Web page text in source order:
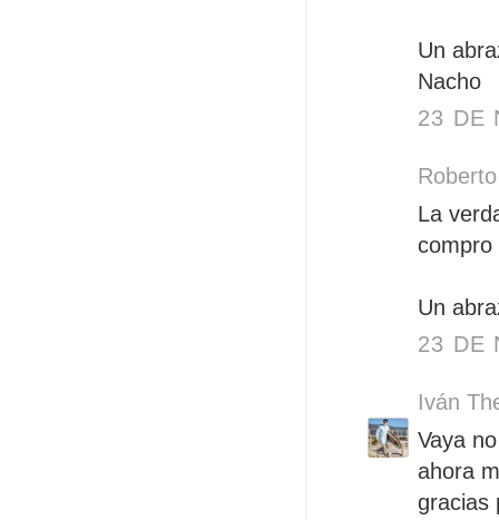
Un
Nacho
23 DE
La
compro
Un
23 DE
Iván
Vaya
ahora
gracias